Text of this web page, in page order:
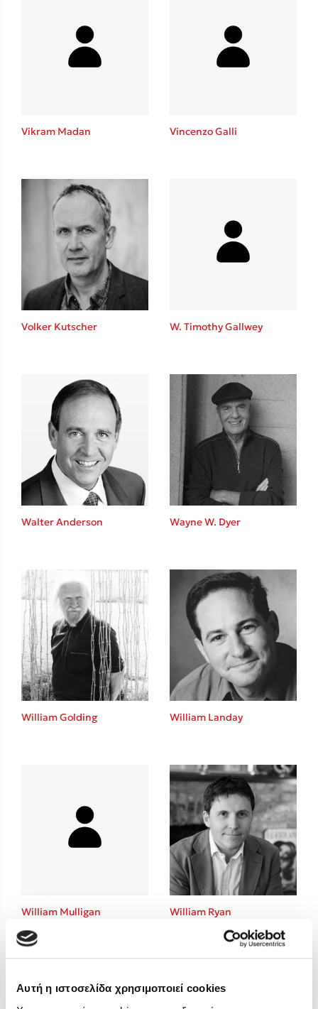
Αυτή η ιστοσελίδα χρησιμοποιεί cookies
Ιωάννης Γλωσσόπουλος
Ένας γίγαντας στο σχολείο
Δανάη Δεληγεώργη
Mel Robbins
Η μέθοδος Αφήστε τους
Δημοφιλείς Συγγραφείς
Φυστίκι ΠουΚυλάει
Παύλος Καστανάς
El Sombrero
Στέφανος Ξενάκης
Sebastian Fitzek
Benzamin Bécue
Rebecca Yarros
Cori Doerrfeld
Pierdomenico Baccalario
Δανάη Ιμπραχήμ
Vikram Madan Vincenzo Galli
Volker Kutscher W. Timothy Gallwey
Walter Anderson Wayne W. Dyer
William Golding William Landay
William Mulligan William Ryan